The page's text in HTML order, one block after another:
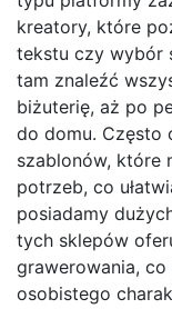
kreatory, które
tekstu czy wybór
tam znaleźć
biżuterię, aż po
do domu. Często
szablonów, które
potrzeb, co
posiadamy
tych sklepów
grawerowania,
osobistego